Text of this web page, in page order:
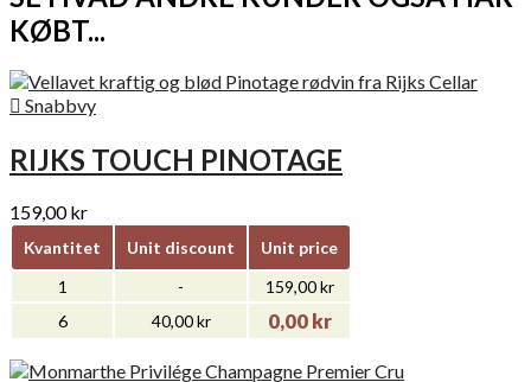
KØBT...
 Snabbvy
RIJKS TOUCH PINOTAGE
159,00 kr
Kvantitet Unit discount
Unit price
1
-
159,00 kr
6
40,00 kr 0,00 kr